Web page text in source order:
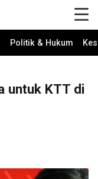
Politik & Hukum
untuk KTT di